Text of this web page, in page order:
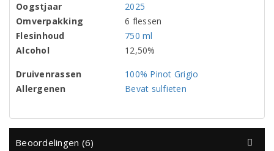
Oogstjaar
2025
Omverpakking
6 flessen
Flesinhoud
750 ml
Alcohol
12,50%
Druivenrassen
100% Pinot Grigio
Allergenen
Bevat sulfieten
Beoordelingen (6)